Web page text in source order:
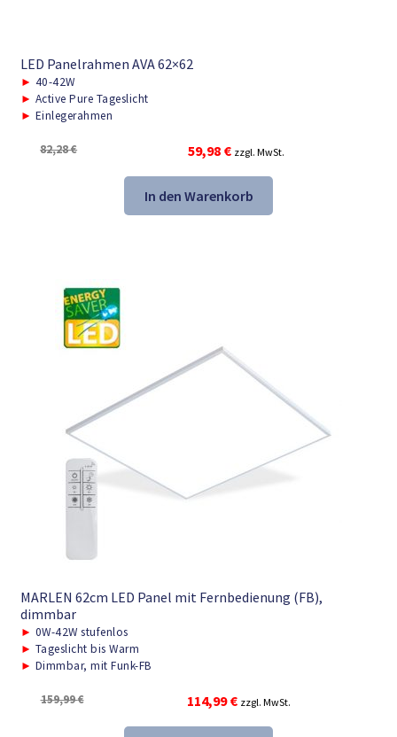
LED Panelrahmen AVA 62×62
► 40-42W
► Active Pure Tageslicht
► Einlegerahmen
82,28€
Ursprünglicher
war:
82,28 €
59,98 €Aktueller
ist:
59,98 €.
zzgl. MwSt.
In den Warenkorb
MARLEN 62cm LED Panel mit Fernbedienung (FB),
dimmbar
► 0W-42W stufenlos
► Tageslicht bis Warm
► Dimmbar, mit Funk-FB
159,99€
Ursprünglicher
114,99€Aktueller
zzgl. MwSt.